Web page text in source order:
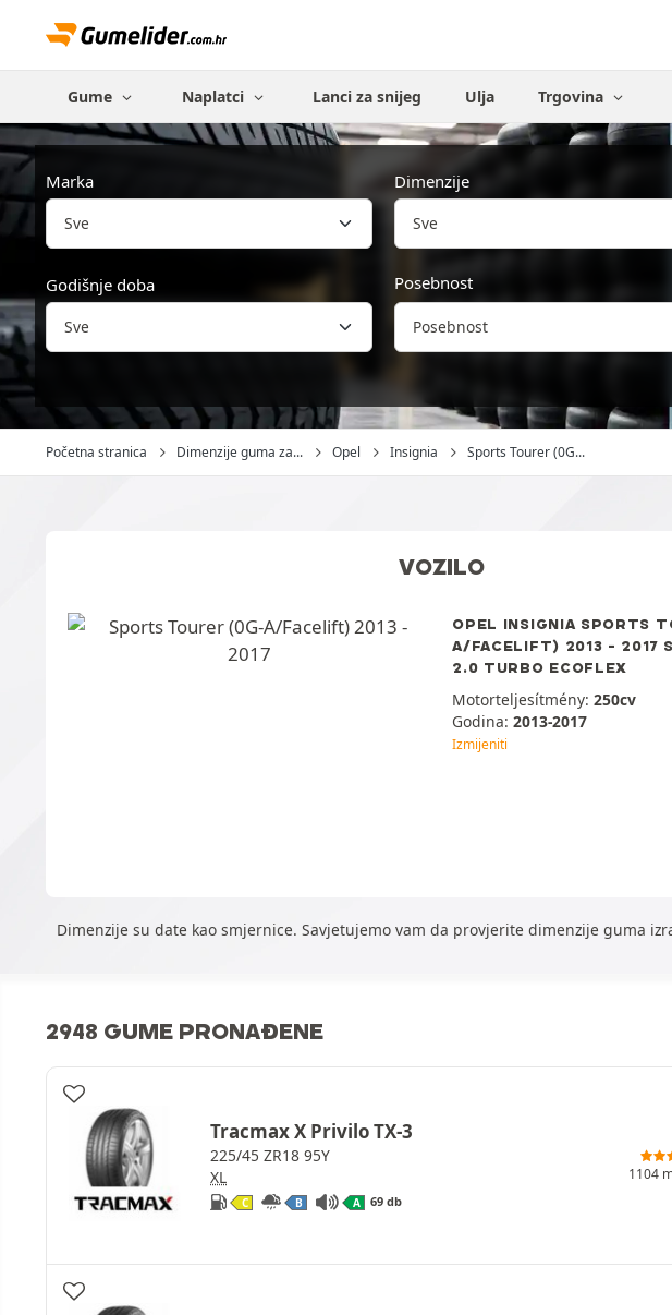
Gume Naplatci Lanci za snijeg Ulja Trgovina
Marka
Sve
Dimenzije
Godišnje doba Posebnost
Posebnost
Početna stranica Dimenzije guma za... Opel Insignia Sports Tourer (0G...
VOZILO
OPEL INSIGNIA SPORTS
A/FACELIFT) 2013 - 2017
2.0 TURBO ECOFLEX
Motorteljesítmény:250cv
Godina:2013-2017
Izmijeniti
Dimenzije su date kao smjernice. Savjetujemo vam da provjerite dimenzije guma
2948 GUME PRONAĐENE
Tracmax X Privilo TX-3
225/45 ZR18 95Y
XL
C B A 69 db
1104